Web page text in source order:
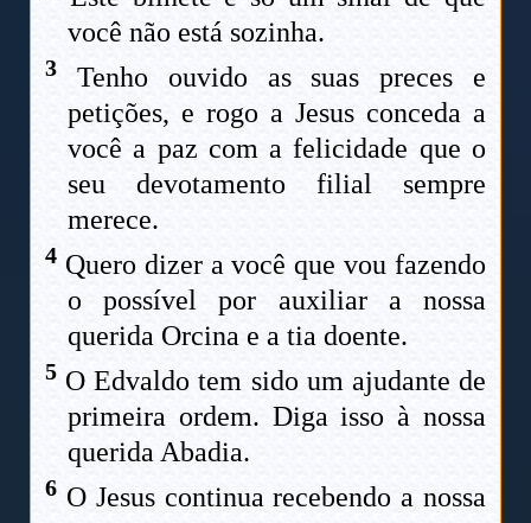
você não está sozinha.
3 Tenho ouvido as suas preces e
petições, e rogo a Jesus conceda a
você a paz com a felicidade que o
seu devotamento filial sempre
merece.
4 Quero dizer a você que vou fazendo
o possível por auxiliar a nossa
querida Orcina e a tia doente.
5 O Edvaldo tem sido um ajudante de
primeira ordem. Diga isso à nossa
querida Abadia.
6 O Jesus continua recebendo a nossa